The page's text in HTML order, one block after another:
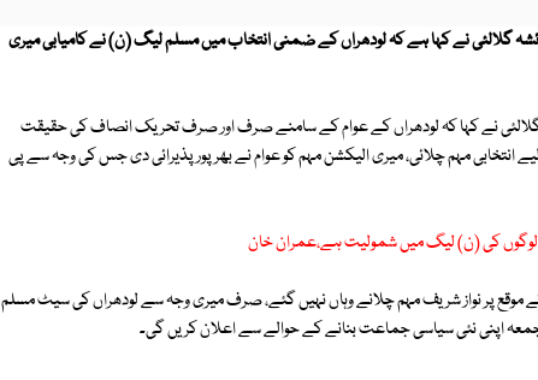
گلالئی نے كہا ہے کہلودھراں كے ضمنی انتخاب میں مسلم لیگ (ن) نے کامیابی میری
گلالئی نے کہا کہ لودھراں کے عوام کے سامنے صرف اور صرف تحریک انصاف کی حقیقت
انتخابی مہم چلائی، میری الیکشن مہم کو عوام نے بھرپور پذیرائی دی جس کی وجہ سے پی
لوگوں کی (ن) لیگ میں شمولیت ہے،عمران خان
موقع پر نواز شریف مہم چلانے وہاں نہیں گئے، صرف میری وجہ سے لودھراں كی سیٹ مسلم
اپنی نئی سیاسی جماعت بنانے کے حوالے سے اعلان کریں گی۔